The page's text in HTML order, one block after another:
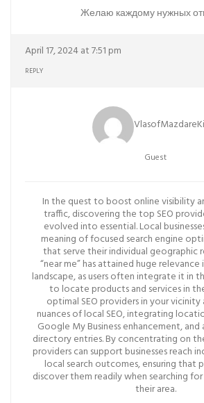
Желаю каждому нужных
April 17, 2024 at 7:51 pm
REPLY
Guest
In the quest to boost online visibility
traffic, discovering the top SEO
evolved into essential. Local
meaning of focused search engine
that serve their individual geographic
“near me” has attained huge
landscape, as users often integrate it in
to locate products and services in
optimal SEO providers in your
nuances of local SEO, integrating
Google My Business enhancement, and
directory entries. By concentrating on
providers can support businesses reach
local search outcomes, ensuring that
discover them readily when searching
their area.